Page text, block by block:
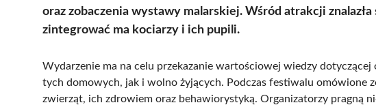
oraz zobaczenia wystawy malarskiej. Wśród atrakcji
zintegrować ma kociarzy i ich pupili.
Wydarzenie ma na celu przekazanie wartościowej wiedzy
tych domowych, jak i wolno żyjących. Podczas festiwalu omówione
zwierząt, ich zdrowiem oraz behawiorystyką. Organizatorzy pragną